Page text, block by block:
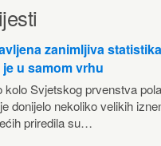
zanimljiva
je u samom vrhu
kolo Svjetskog prvenstva
donijelo nekoliko velikih
priredila su…